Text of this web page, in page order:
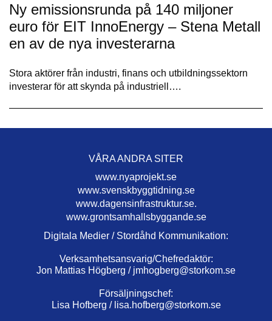
Ny emissionsrunda på 140 miljoner
euro för EIT InnoEnergy – Stena Metall
en av de nya investerarna
Stora aktörer från industri, finans och utbildningssektorn
investerar för att skynda på industriell….
VÅRA ANDRA SITER
www.nyaprojekt.se
www.svenskbyggtidning.se
www.dagensinfrastruktur.se.
www.grontsamhallsbyggande.se
Digitala Medier / Stordåhd Kommunikation:
Verksamhetsansvarig/Chefredaktör:
Jon Mattias Högberg / jmhogberg@storkom.se
Försäljningschef:
Lisa Hofberg / lisa.hofberg@storkom.se